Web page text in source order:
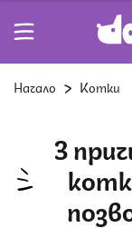
Начало Котки
3 причини, поради които